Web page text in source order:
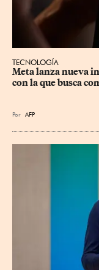
TECNOLOGÍA
Meta lanza nueva
con la que busca
Por AFP